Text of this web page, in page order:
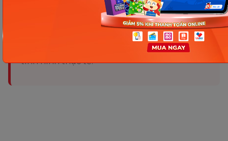
Thông tin trong bài viết được tổng hợp nhằm
mục đích tham khảo và có thể thay đổi mà
không cần báo trước. Quý khách vui lòng
kiểm tra lại qua các kênh chính thức hoặc liên
hệ trực tiếp với đơn vị liên quan để nắm bắt
tình hình thực tế.